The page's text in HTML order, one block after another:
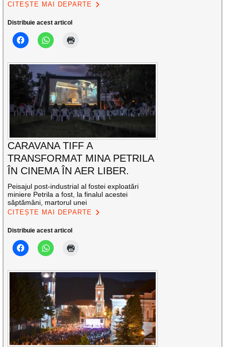
CITEȘTE MAI DEPARTE
Distribuie acest articol
CARAVANA TIFF A
TRANSFORMAT MINA PETRILA
ÎN CINEMA ÎN AER LIBER.
Peisajul post-industrial al fostei exploatări
miniere Petrila a fost, la finalul acestei
săptămâni, martorul unei
CITEȘTE MAI DEPARTE
Distribuie acest articol